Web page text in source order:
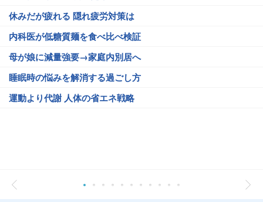
休みだが疲れる 隠れ疲労対策は
内科医が低糖質麺を食べ比べ検証
母が娘に減量強要→家庭内別居へ
睡眠時の悩みを解消する過ごし方
運動より代謝 人体の省エネ戦略